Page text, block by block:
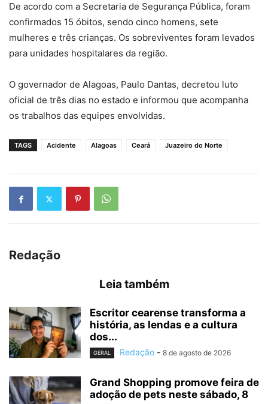
De acordo com a Secretaria de Segurança Pública, foram
confirmados 15 óbitos, sendo cinco homens, sete
mulheres e três crianças. Os sobreviventes foram levados
para unidades hospitalares da região.
O governador de Alagoas, Paulo Dantas, decretou luto
oficial de três dias no estado e informou que acompanha
os trabalhos das equipes envolvidas.
TAGS Acidente Alagoas Ceará Juazeiro do Norte
Redação
Leia também
Escritor cearense transforma a
história, as lendas e a cultura
dos...
GERAL Redação - 8 de agosto de 2026
Grand Shopping promove feira de
adoção de pets neste sábado, 8